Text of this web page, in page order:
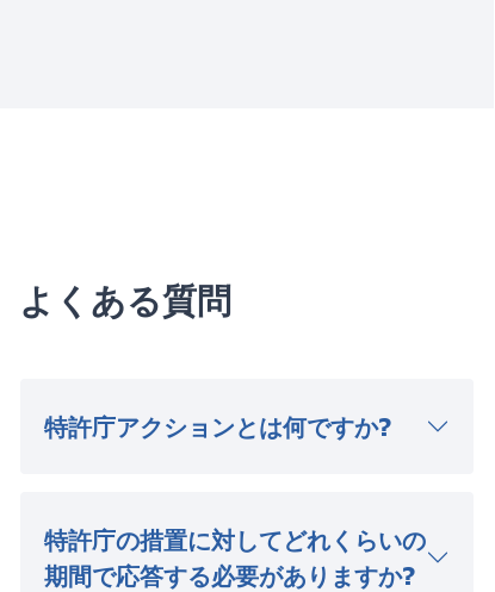
よくある質問
特許庁アクションとは何ですか?
特許庁の措置に対してどれくらいの
期間で応答する必要がありますか?